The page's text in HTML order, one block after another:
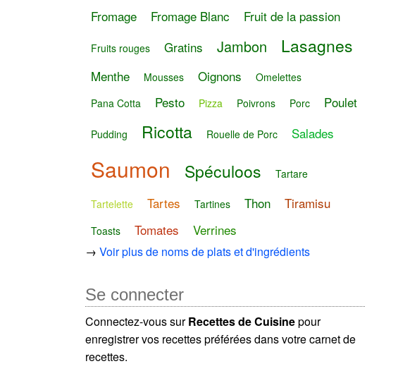
Fromage
Fromage Blanc Fruit de la passion
Fruits rouges Gratins Jambon Lasagnes
Menthe Mousses Oignons
Omelettes
Pana Cotta
Pesto Pizza Poivrons Porc Poulet
Pudding Ricotta Rouelle de Porc Salades
Saumon Spéculoos Tartare
Tartelette Tartes Tartines Thon Tiramisu
Toasts Tomates Verrines
→Voir plus de noms de plats et d'ingrédients
Se connecter
Connectez-vous surRecettes de Cuisinepour
enregistrer vos recettes préférées dans votre carnet de
recettes.